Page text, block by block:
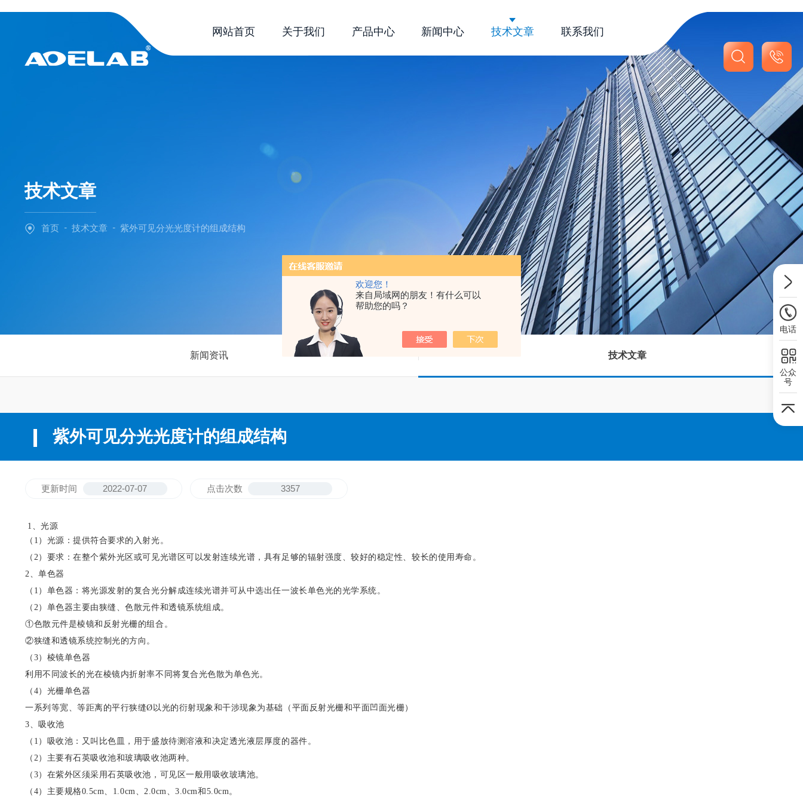
欢迎您！
来自局域网的朋友！有什么可以
帮助您的吗？
网站首页 关于我们 产品中心 新闻中心 技术文章 联系我们
在线留言
技术文章
首页 - 技术文章 - 紫外可见分光光度计的组成结构
新闻资讯 技术文章
紫外可见分光光度计的组成结构
更新时间 2022-07-07 点击次数 3357
1、光源
（1）光源：提供符合要求的入射光。
（2）要求：在整个紫外光区或可见光谱区可以发射连续光谱，具有足够的辐射强度、较好的稳定性、较长的使用寿命。
2、单色器
（1）单色器：将光源发射的复合光分解成连续光谱并可从中选出任一波长单色光的光学系统。
（2）单色器主要由狭缝、色散元件和透镜系统组成。
①色散元件是棱镜和反射光栅的组合。
②狭缝和透镜系统控制光的方向。
（3）棱镜单色器
利用不同波长的光在棱镜内折射率不同将复合光色散为单色光。
（4）光栅单色器
一系列等宽、等距离的平行狭缝Ø 以光的衍射现象和干涉现象为基础（平面反射光栅和平面凹面光栅）
3、吸收池
（1）吸收池：又叫比色皿，用于盛放待测溶液和决定透光液层厚度的器件。
（2）主要有石英吸收池和玻璃吸收池两种。
（3）在紫外区须采用石英吸收池，可见区一般用吸收玻璃池。
（4）主要规格0.5cm、1.0cm、2.0cm、3.0cm和5.0cm。
电话
公众
号